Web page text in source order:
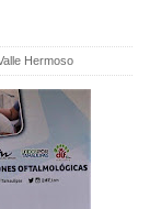
Hermoso